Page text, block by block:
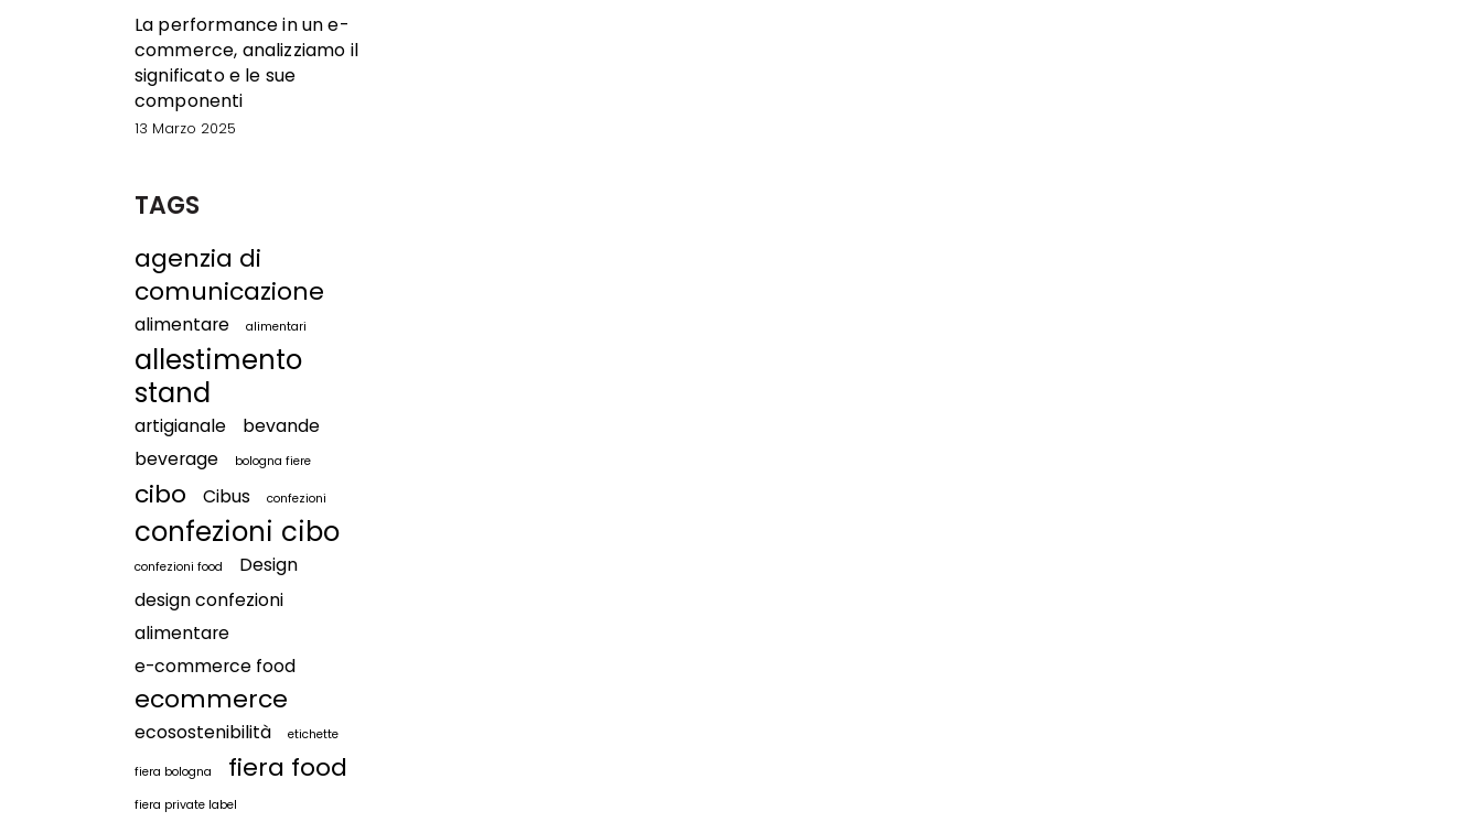
La performance in un e-
commerce, analizziamo il
significato e le sue
componenti
13 Marzo 2025
TAGS
agenzia di
comunicazione
alimentare alimentari
allestimento
stand
artigianale
bevande
beverage
bologna fiere
cibo Cibus confezioni
confezioni cibo
confezioni food
Design
design confezioni
alimentare
e-commerce food
ecommerce
ecosostenibilità etichette
fiera bologna fiera food
fiera private label